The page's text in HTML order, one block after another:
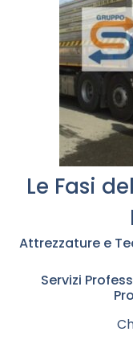
Le Fasi
Attrezzature e
Servizi